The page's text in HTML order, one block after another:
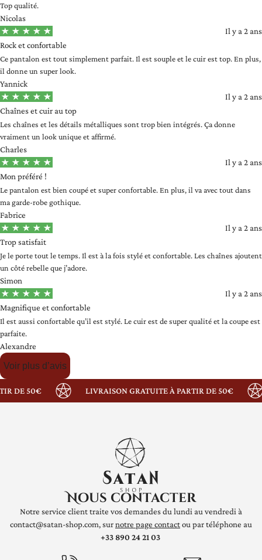
Top qualité.
Nicolas
Il y a 2 ans
Rock et confortable
Ce pantalon est tout simplement parfait. Il est souple et le cuir est top. En plus,
il donne un super look.
Yannick
Il y a 2 ans
Chaînes et cuir au top
Les chaînes et les détails métalliques sont trop bien intégrés. Ça donne
vraiment un look unique et affirmé.
Charles
Il y a 2 ans
Mon préféré !
Le pantalon est bien coupé et super confortable. En plus, il va avec tout dans
ma garde-robe gothique.
Fabrice
Il y a 2 ans
Trop satisfait
Je le porte tout le temps. Il est à la fois stylé et confortable. Les chaînes ajoutent
un côté rebelle que j’adore.
Simon
Il y a 2 ans
Magnifique et confortable
Il est aussi confortable qu’il est stylé. Le cuir est de super qualité et la coupe est
parfaite.
Alexandre
Voir plus d’avis
DE 50€ LIVRAISON GRATUITE À PARTIR DE 50€
Nous contacter
Notre service client traite vos demandes du lundi au vendredi à
contact@satan-shop.com, surnotre page contactou par téléphone au
+33 890 24 21 03